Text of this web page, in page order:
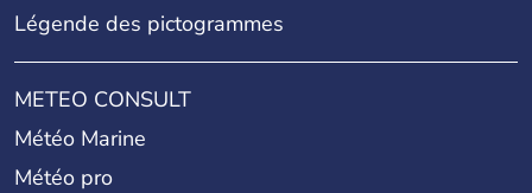
Légende des pictogrammes
METEO CONSULT
Météo Marine
Météo pro